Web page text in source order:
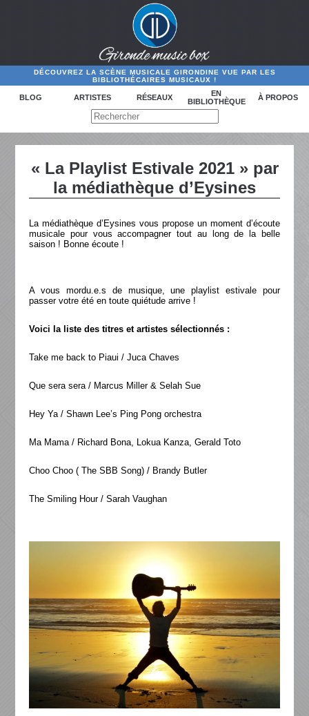
DÉCOUVREZ LA SCÈNE MUSICALE GIRONDINE VUE PAR LES
BIBLIOTHÉCAIRES MUSICAUX !
BLOG ARTISTES RÉSEAUX
EN
BIBLIOTHÈQUE
À PROPOS
« La Playlist Estivale 2021 » par
la médiathèque d’Eysines
La médiathèque d’Eysines vous propose un moment d’écoute
musicale pour vous accompagner tout au long de la belle
saison ! Bonne écoute !
A vous mordu.e.s de musique, une playlist estivale pour
passer votre été en toute quiétude arrive !
Voici la liste des titres et artistes sélectionnés :
Take me back to Piaui / Juca Chaves
Que sera sera / Marcus Miller & Selah Sue
Hey Ya / Shawn Lee’s Ping Pong orchestra
Ma Mama / Richard Bona, Lokua Kanza, Gerald Toto
Choo Choo ( The SBB Song) / Brandy Butler
The Smiling Hour / Sarah Vaughan